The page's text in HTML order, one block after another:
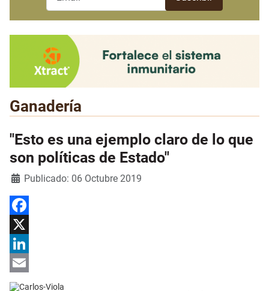
Ganadería
"Esto es una ejemplo claro de lo que
son políticas de Estado"
Detalles
Publicado: 06 Octubre 2019
Facebook
X
LinkedIn
Email